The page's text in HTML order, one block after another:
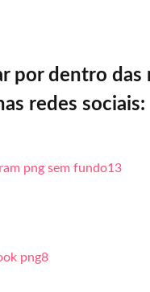
por dentro das
redes sociais: